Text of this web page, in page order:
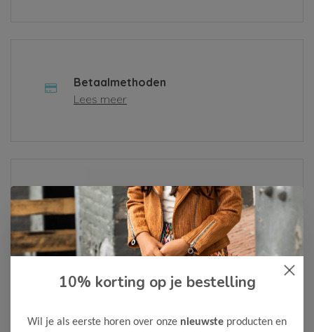
Betaalmethoden
Lees meer
Over ons
Lees meer
Als je een klacht hebt of een vraag, vul dan alsjeblieft het
Whatsapp. We zullen je bericht zo snel mogelijk
10% korting op je bestelling
Wil je als eerste horen over onze nieuwste producten en